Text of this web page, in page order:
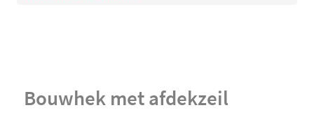
Bouwhek met afdekzeil